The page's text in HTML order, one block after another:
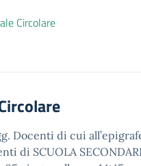
Circolare
Docenti di cui
di SCUOLA